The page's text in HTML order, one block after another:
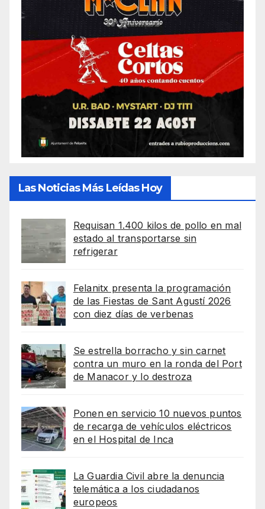
Las Noticias Más Leídas Hoy
Requisan 1.400 kilos de pollo en mal
estado al transportarse sin
refrigerar
Felanitx presenta la programación
de las Fiestas de Sant Agustí 2026
con diez días de verbenas
Se estrella borracho y sin carnet
contra un muro en la ronda del Port
de Manacor y lo destroza
Ponen en servicio 10 nuevos puntos
de recarga de vehículos eléctricos
en el Hospital de Inca
La Guardia Civil abre la denuncia
telemática a los ciudadanos
europeos